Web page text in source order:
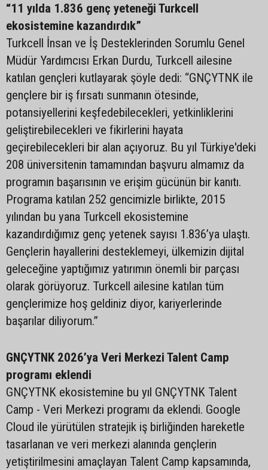
“11 yılda 1.836 genç yeteneği Turkcell
ekosistemine kazandırdık”
Turkcell İnsan ve İş Desteklerinden Sorumlu Genel
Müdür Yardımcısı Erkan Durdu, Turkcell ailesine
katılan gençleri kutlayarak şöyle dedi: “GNÇYTNK ile
gençlere bir iş fırsatı sunmanın ötesinde,
potansiyellerini keşfedebilecekleri, yetkinliklerini
geliştirebilecekleri ve fikirlerini hayata
geçirebilecekleri bir alan açıyoruz. Bu yıl Türkiye'deki
208 üniversitenin tamamından başvuru almamız da
programın başarısının ve erişim gücünün bir kanıtı.
Programa katılan 252 gencimizle birlikte, 2015
yılından bu yana Turkcell ekosistemine
kazandırdığımız genç yetenek sayısı 1.836’ya ulaştı.
Gençlerin hayallerini desteklemeyi, ülkemizin dijital
geleceğine yaptığımız yatırımın önemli bir parçası
olarak görüyoruz. Turkcell ailesine katılan tüm
gençlerimize hoş geldiniz diyor, kariyerlerinde
başarılar diliyorum.”
GNÇYTNK 2026’ya Veri Merkezi Talent Camp
programı eklendi
GNÇYTNK ekosistemine bu yıl GNÇYTNK Talent
Camp - Veri Merkezi programı da eklendi. Google
Cloud ile yürütülen stratejik iş birliğinden hareketle
tasarlanan ve veri merkezi alanında gençlerin
yetiştirilmesini amaçlayan Talent Camp kapsamında,